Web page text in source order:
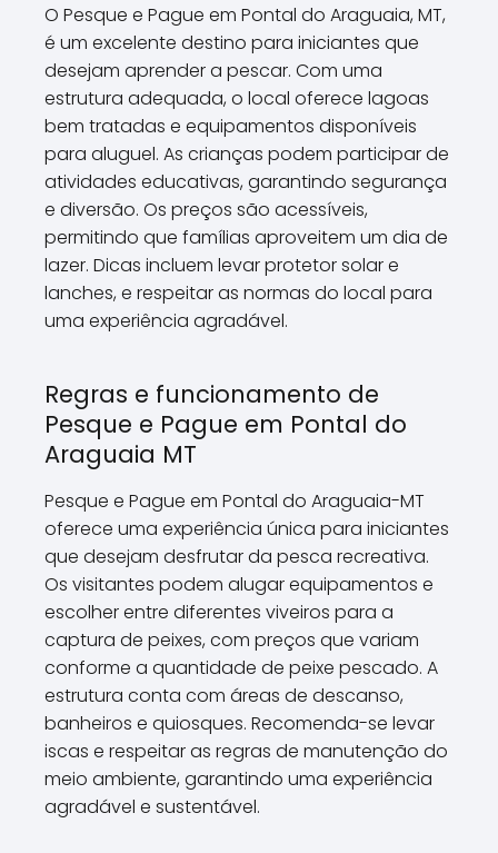
O Pesque e Pague em Pontal do Araguaia, MT,
é um excelente destino para iniciantes que
desejam aprender a pescar. Com uma
estrutura adequada, o local oferece lagoas
bem tratadas e equipamentos disponíveis
para aluguel. As crianças podem participar de
atividades educativas, garantindo segurança
e diversão. Os preços são acessíveis,
permitindo que famílias aproveitem um dia de
lazer. Dicas incluem levar protetor solar e
lanches, e respeitar as normas do local para
uma experiência agradável.
Regras e funcionamento de
Pesque e Pague em Pontal do
Araguaia MT
Pesque e Pague em Pontal do Araguaia-MT
oferece uma experiência única para iniciantes
que desejam desfrutar da pesca recreativa.
Os visitantes podem alugar equipamentos e
escolher entre diferentes viveiros para a
captura de peixes, com preços que variam
conforme a quantidade de peixe pescado. A
estrutura conta com áreas de descanso,
banheiros e quiosques. Recomenda-se levar
iscas e respeitar as regras de manutenção do
meio ambiente, garantindo uma experiência
agradável e sustentável.